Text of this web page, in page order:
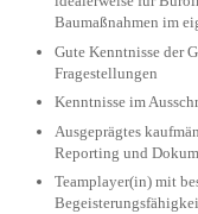
Baumaßnahmen im
Gute Kenntnisse der
Fragestellungen
Kenntnisse im
Ausgeprägtes
Reporting und
Teamplayer(in) mit